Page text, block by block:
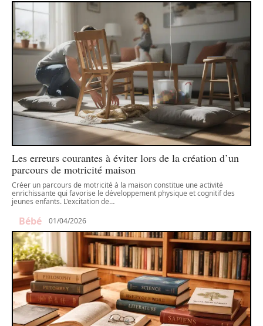
Les erreurs courantes à éviter lors de la création d’un
parcours de motricité maison
Créer un parcours de motricité à la maison constitue une activité
enrichissante qui favorise le développement physique et cognitif des
jeunes enfants. L'excitation de…
Bébé 01/04/2026